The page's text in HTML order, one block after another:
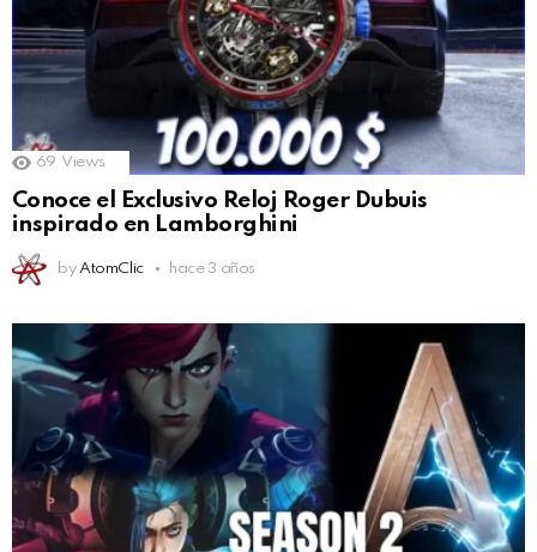
69 Views
Conoce el Exclusivo Reloj Roger Dubuis
inspirado en Lamborghini
by AtomClic hace 3 años